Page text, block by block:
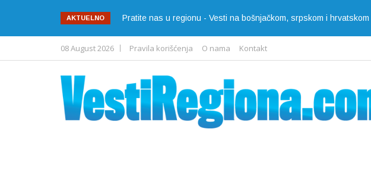
AKTUELNO Pratite nas u regionu - Vesti na bošnjačkom, srpskom i hrvatskom
08 August 2026 Pravila korišćenja O nama Kontakt